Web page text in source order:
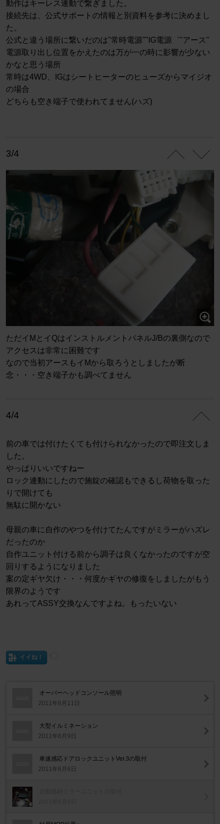
動作はキーレス連動で繋ぎました。
接続先は、公式サポートの情報と別資料を参考に決めまし
た。
公式と違う場所に繋いだのは"常時電源""IG電源゛"アース"
電源取り出し位置をかえたのは万が一の時に影響が少ない
かなと思う場所
常時は4WD、IGはシートヒーターのヒューズからマイジオ
の場合
どちらも空き端子で使われてません(ハズ)
3/4
ただイMとイQはインストルメントパネルJ/Bの裏側なので
アクセスは非常に困難です
なので当初アースもイMから取ろうとしましたが断
念・・・空き端子かも調べてません
4/4
前の車では付けたくても付けられなかったので即注文しま
した。
やっぱりいいですねー
ロック連動にしたので施錠の確認もできるし荷物を取った
りで開けても
無駄に開かない
母親の車に自作のやつを付けてたんですがミラーがハズレ
だったのか
自作ユニット付ける前から調子は良くなかったのですが空
回りするようになりました
案の定ギヤ欠け・・・何度かギヤの修復をしましたがもう
限界のようです
あれってASSY交換なんですよね。もったいない
イイね！
オーバーヘッドコンソール照明
2011年6月11日
大型イルミネーション
2011年6月9日
車速感応ドアロックユニットVer.3の取付
2011年6月6日